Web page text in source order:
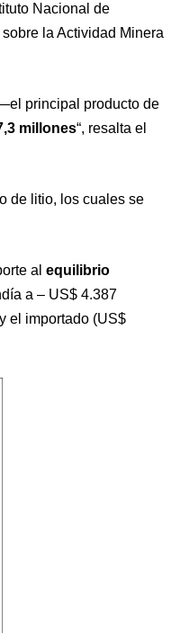
Nacional de
la Actividad Minera
principal producto de
millones“, resalta el
de litio, los cuales se
al equilibrio
a – US$ 4.387
el importado (US$